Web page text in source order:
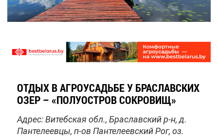
ОТ­ДЫХ В АГ­РО­УСАДЬ­БЕ У БРА­СЛАВ­СКИХ
ОЗЕР – «ПО­ЛУ­ОСТ­РОВ СО­КРО­ВИЩ»
Ад­рес: Ви­теб­ская обл., Бра­слав­ский р-н, д.
Пан­те­ле­ев­цы, п-ов Пан­те­ле­ев­ский Рог, оз.